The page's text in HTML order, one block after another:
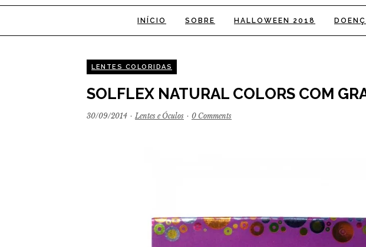
INÍCIO SOBRE HALLOWEEN 2018
LENTES COLORIDAS
SOLFLEX NATURAL COLORS COM
30/09/2014 · Lentes e Óculos · 0 Comments